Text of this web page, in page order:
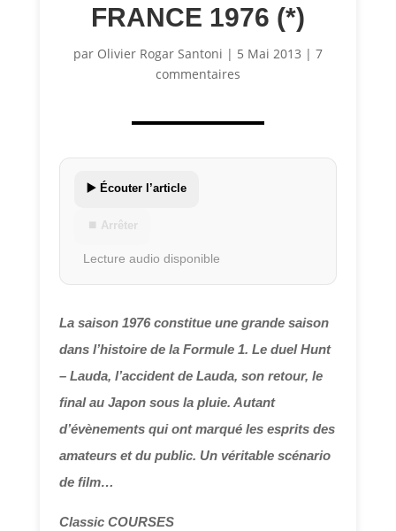
FRANCE 1976 (*)
par Olivier Rogar Santoni | 5 Mai 2013 | 7
commentaires
▶️ Écouter l’article
⏹ Arrêter
Lecture audio disponible
La saison 1976 constitue une grande saison
dans l’histoire de la Formule 1. Le duel Hunt
– Lauda, l’accident de Lauda, son retour, le
final au Japon sous la pluie. Autant
d’évènements qui ont marqué les esprits des
amateurs et du public. Un véritable scénario
de film…
Classic COURSES